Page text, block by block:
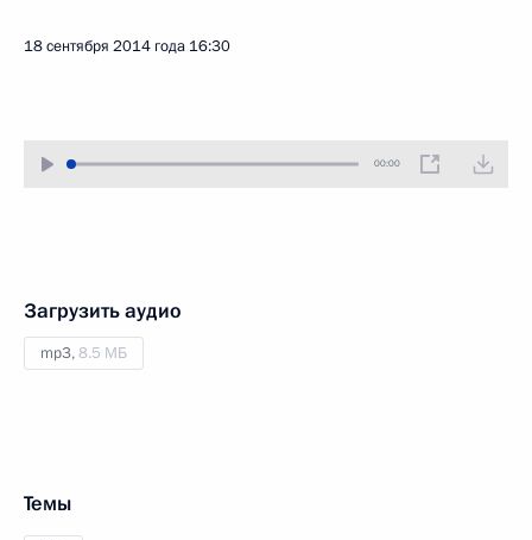
18 сентября 2014 года 16:30
00:00
Загрузить аудио
mp3,8.5 МБ
Темы